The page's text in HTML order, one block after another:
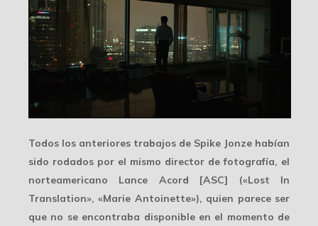
Todos los anteriores trabajos de Spike Jonze habían
sido rodados por el mismo director de fotografía, el
norteamericano Lance Acord [ASC] («Lost In
Translation», «Marie Antoinette»), quien parece ser
que no se encontraba disponible en el momento de